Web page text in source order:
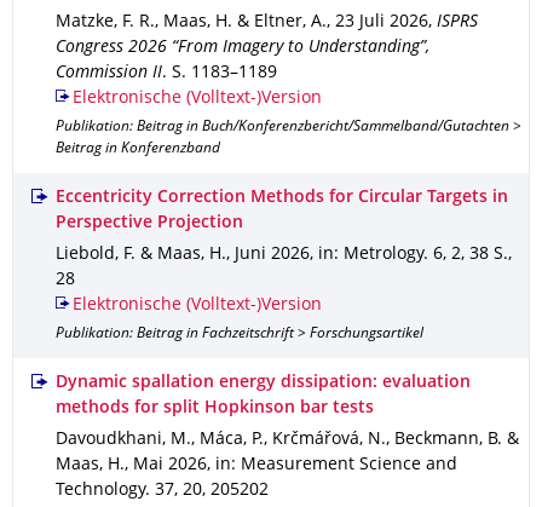
Matzke, F. R., Maas, H. & Eltner, A., 23 Juli 2026, ISPRS
Congress 2026 “From Imagery to Understanding”,
Commission II. S. 1183–1189
Elektronische (Volltext-)Version
Publikation: Beitrag in Buch/Konferenzbericht/Sammelband/Gutachten >
Beitrag in Konferenzband
Eccentricity Correction Methods for Circular Targets in
Perspective Projection
Liebold, F. & Maas, H., Juni 2026, in: Metrology. 6, 2, 38 S.,
28
Elektronische (Volltext-)Version
Publikation: Beitrag in Fachzeitschrift > Forschungsartikel
Dynamic spallation energy dissipation: evaluation
methods for split Hopkinson bar tests
Davoudkhani, M., Máca, P., Krčmářová, N., Beckmann, B. &
Maas, H., Mai 2026, in: Measurement Science and
Technology. 37, 20, 205202